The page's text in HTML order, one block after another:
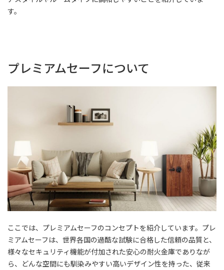
す。
プレミアムセーフについて
ここでは、プレミアムセーフのコンセプトを紹介しています。プレ
ミアムセーフは、世界各国の過酷な試験に合格した信頼の品質と、
様々なセキュリティ機能が付加された安心の耐火金庫でありなが
ら、どんな空間にも馴染みやすい高いデザイン性を持った、従来